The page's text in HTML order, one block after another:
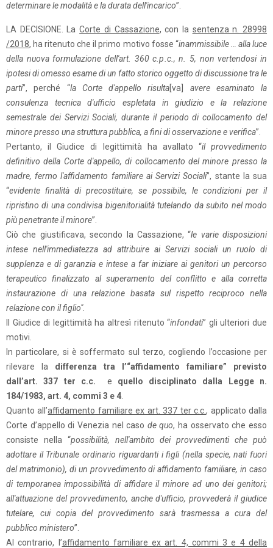
determinare le modalità e la durata dell'incarico”.
LA DECISIONE. LaCorte di Cassazione, con la sentenza n. 28998
/2018, ha ritenuto che il primo motivo fosse “inammissibile … alla luce
della nuova formulazione dell'art. 360 c.p.c., n. 5, non vertendosi in
ipotesi di omesso esame di un fatto storico oggetto di discussione tra le
parti”, perché “la Corte d'appello risulta [va] avere esaminato la
consulenza tecnica d'ufficio espletata in giudizio e la relazione
semestrale dei Servizi Sociali, durante il periodo di collocamento del
minore presso una struttura pubblica, a fini di osservazione e verifica”.
Pertanto, il Giudice di legittimità ha avallato “il provvedimento
definitivo della Corte d'appello, di collocamento del minore presso la
madre, fermo l'affidamento familiare ai Servizi Sociali”, stante la sua
“evidente finalità di precostituire, se possibile, le condizioni per il
ripristino di una condivisa bigenitorialità tutelando da subito nel modo
più penetrante il minore”.
Ciò che giustificava, secondo la Cassazione, “le varie disposizioni
intese nell'immediatezza ad attribuire ai Servizi sociali un ruolo di
supplenza e di garanzia e intese a far iniziare ai genitori un percorso
terapeutico finalizzato al superamento del conflitto e alla corretta
instaurazione di una relazione basata sul rispetto reciproco nella
relazione con il figlio".
Il Giudice di legittimità ha altresì ritenuto “infondati” gli ulteriori due
motivi.
In particolare, si è soffermato sul terzo, cogliendo l’occasione per
rilevare la differenza tra l’“affidamento familiare” previsto
dall’art. 337 ter c.c. e quello disciplinato dalla Legge n.
184/1983, art. 4, commi 3 e 4
Quanto all’affidamento familiare ex art. 337 ter c.c., applicato dalla
Corte d’appello di Venezia nel caso de quo, ha osservato che esso
consiste nella “possibilità, nell'ambito dei provvedimenti che può
adottare il Tribunale ordinario riguardanti i figli (nella specie, nati fuori
del matrimonio), di un provvedimento di affidamento familiare, in caso
di temporanea impossibilità di affidare il minore ad uno dei genitori;
all'attuazione del provvedimento, anche d'ufficio, provvederà il giudice
tutelare, cui copia del provvedimento sarà trasmessa a cura del
pubblico ministero”.
Al contrario, l’affidamento familiare ex art. 4, commi 3 e 4 della